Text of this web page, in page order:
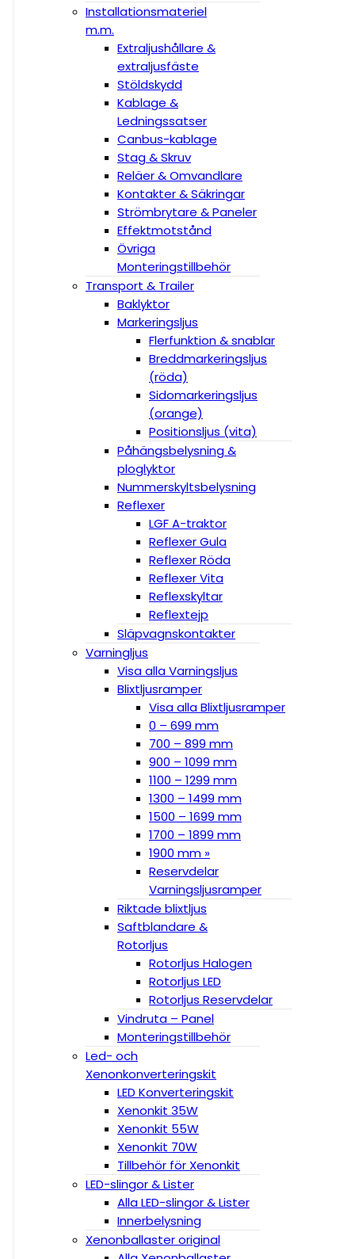
Installationsmateriel
m.m.
Extraljushållare &
extraljusfäste
Stöldskydd
Kablage &
Ledningssatser
Canbus-kablage
Stag & Skruv
Reläer & Omvandlare
Kontakter & Säkringar
Strömbrytare & Paneler
Effektmotstånd
Övriga
Monteringstillbehör
Transport & Trailer
Baklyktor
Markeringsljus
Flerfunktion & snablar
Breddmarkeringsljus
(röda)
Sidomarkeringsljus
(orange)
Positionsljus (vita)
Påhängsbelysning &
ploglyktor
Nummerskyltsbelysning
Reflexer
LGF A-traktor
Reflexer Gula
Reflexer Röda
Reflexer Vita
Reflexskyltar
Reflextejp
Släpvagnskontakter
Varningljus
Visa alla Varningsljus
Blixtljusramper
Visa alla Blixtljusramper
0 – 699 mm
700 – 899 mm
900 – 1099 mm
1100 – 1299 mm
1300 – 1499 mm
1500 – 1699 mm
1700 – 1899 mm
1900 mm »
Reservdelar
Varningsljusramper
Riktade blixtljus
Saftblandare &
Rotorljus
Rotorljus Halogen
Rotorljus LED
Rotorljus Reservdelar
Vindruta – Panel
Monteringstillbehör
Led- och
Xenonkonverteringskit
LED Konverteringskit
Xenonkit 35W
Xenonkit 55W
Xenonkit 70W
Tillbehör för Xenonkit
LED-slingor & Lister
Alla LED-slingor & Lister
Innerbelysning
Xenonballaster original